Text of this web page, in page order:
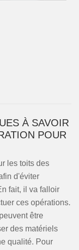
À SAVOIR
POUR
les toits des
d'éviter
fait, il va falloir
ces opérations.
être
des matériels
qualité. Pour